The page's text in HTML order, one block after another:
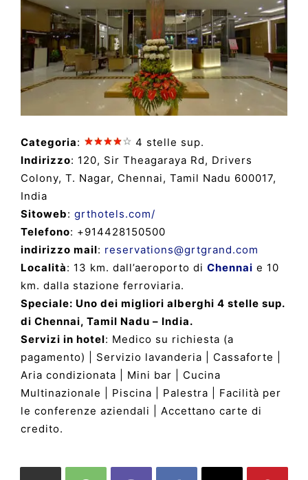
Categoria:
4 stelle sup.
Indirizzo: 120, Sir Theagaraya Rd, Drivers
Colony, T. Nagar, Chennai, Tamil Nadu 600017,
India
Sitoweb: grthotels.com/
Telefono: +914428150500
indirizzo mail: reservations@grtgrand.com
Località: 13 km. dall’aeroporto di Chennai e 10
km. dalla stazione ferroviaria.
Speciale: Uno dei migliori alberghi 4 stelle sup.
di Chennai, Tamil Nadu – India.
Servizi in hotel: Medico su richiesta (a
pagamento) | Servizio lavanderia | Cassaforte |
Aria condizionata | Mini bar | Cucina
Multinazionale | Piscina | Palestra | Facilità per
le conferenze aziendali | Accettano carte di
credito.